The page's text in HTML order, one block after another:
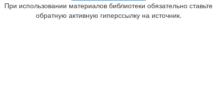
При использовании материалов библиотеки обязательно ставьте
обратную активную гиперссылку на источник.